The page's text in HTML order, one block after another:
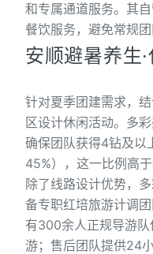
和专属通道服务。其
餐饮服务，避免常规团
安顺避暑养生
针对夏季团建需求，
区设计休闲活动。多
确保团队获得4钻及以
45%），这一比例高
除了线路设计优势，
备专职红培旅游计调
有300余人正规导游
游；售后团队提供24